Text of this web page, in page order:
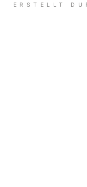
ERSTELLT